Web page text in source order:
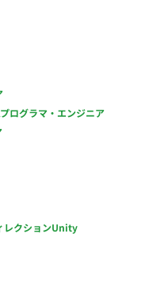
ログラマ・エンジニア
レクションUnity